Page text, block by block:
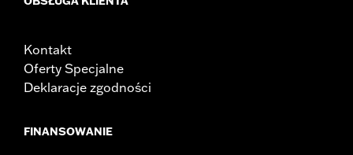
Kontakt
Oferty Specjalne
Deklaracje zgodności
FINANSOWANIE